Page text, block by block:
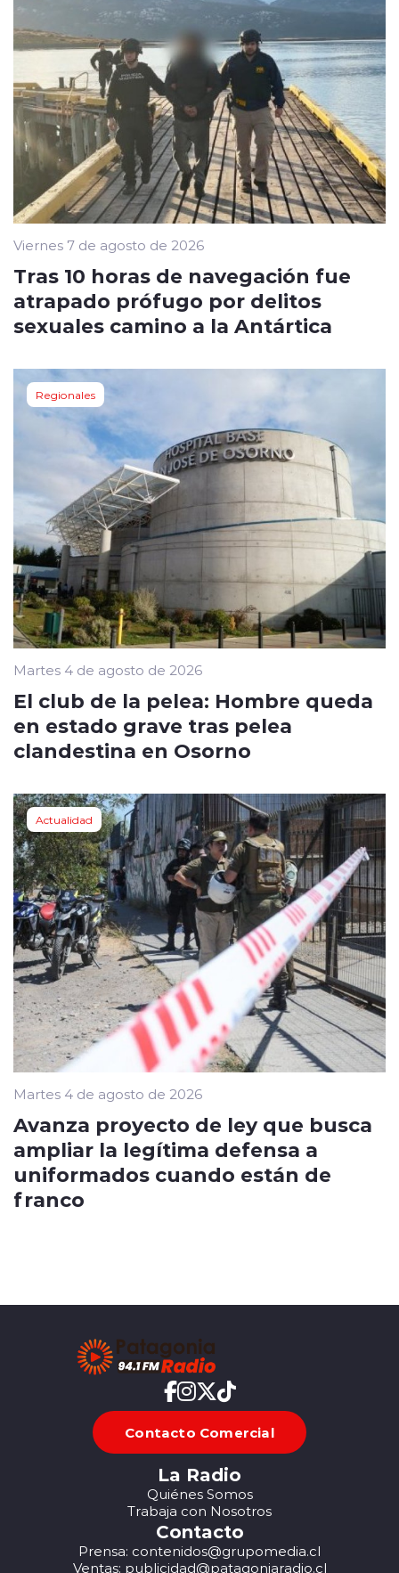
Viernes 7 de agosto de 2026
Tras 10 horas de navegación fue
atrapado prófugo por delitos
sexuales camino a la Antártica
Regionales
Martes 4 de agosto de 2026
El club de la pelea: Hombre queda
en estado grave tras pelea
clandestina en Osorno
Actualidad
Martes 4 de agosto de 2026
Avanza proyecto de ley que busca
ampliar la legítima defensa a
uniformados cuando están de
franco
Contacto Comercial
La Radio
Quiénes Somos
Trabaja con Nosotros
Contacto
Prensa: contenidos@grupomedia.cl
Ventas: publicidad@patagoniaradio.cl